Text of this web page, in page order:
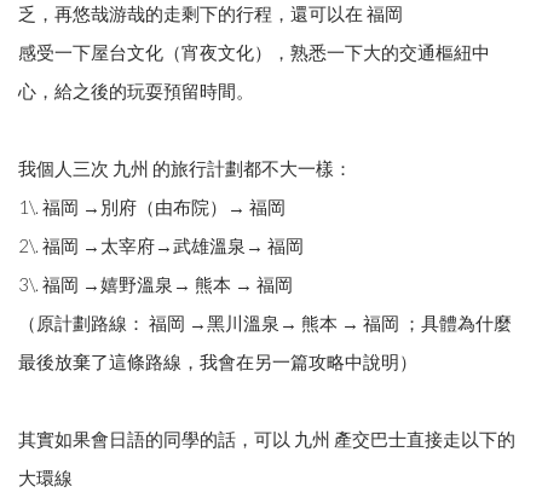
乏，再悠哉游哉的走剩下的行程，還可以在 福岡
感受一下屋台文化（宵夜文化），熟悉一下大的交通樞紐中
心，給之後的玩耍預留時間。
我個人三次 九州 的旅行計劃都不大一樣：
1\. 福岡 →別府（由布院）→ 福岡
2\. 福岡 →太宰府→武雄溫泉→ 福岡
3\. 福岡 →嬉野溫泉→ 熊本 → 福岡
（原計劃路線： 福岡 →黑川溫泉→ 熊本 → 福岡 ；具體為什麼
最後放棄了這條路線，我會在另一篇攻略中說明）
其實如果會日語的同學的話，可以 九州 產交巴士直接走以下的
大環線